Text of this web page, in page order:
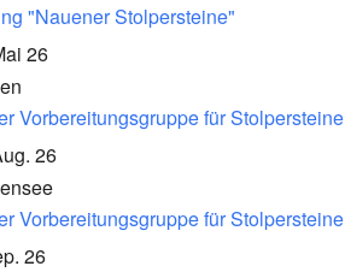
"Nauener Stolpersteine"
26
Vorbereitungsgruppe für Stolpersteine
26
Vorbereitungsgruppe für Stolpersteine
26